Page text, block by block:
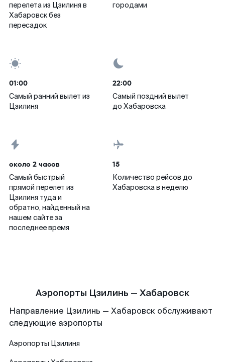
перелета из Цзилиня в
Хабаровск без
пересадок
городами
01:00
Самый ранний вылет из
Цзилиня
22:00
Самый поздний вылет
до Хабаровска
около 2 часов
Самый быстрый
прямой перелет из
Цзилиня туда и
обратно, найденный на
нашем сайте за
последнее время
15
Количество рейсов до
Хабаровска в неделю
Аэропорты Цзилинь — Хабаровск
Направление Цзилинь — Хабаровск обслуживают
следующие аэропорты
Аэропорты Цзилиня